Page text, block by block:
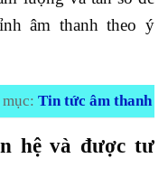
âm thanh theo ý
Tin tức âm thanh
hệ và được tư